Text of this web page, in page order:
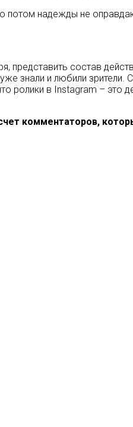
потом надежды не
представить состав
знали и любили
ролики в Instagram –
комментаторов,